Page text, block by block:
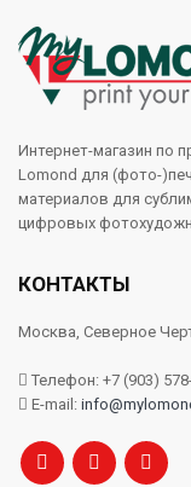
Интернет-магазин по
Lomond для (фото-
материалов для
цифровых
КОНТАКТЫ
Москва, Северное
Телефон: +7 (903)
E-mail: